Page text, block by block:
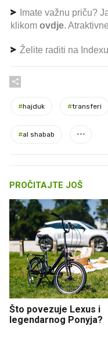
Imate važnu priču?
klikom ovdje.
Želite raditi na
#hajduk #transferi
#al shabab
PROČITAJTE JOŠ
Što povezuje Lexus i
legendarnog Ponyja?